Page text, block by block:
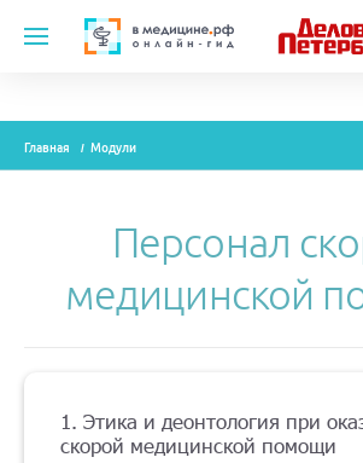
Модули
Главная Модули
Персонал
медицинской
1. Этика и деонтология при
скорой медицинской помощи